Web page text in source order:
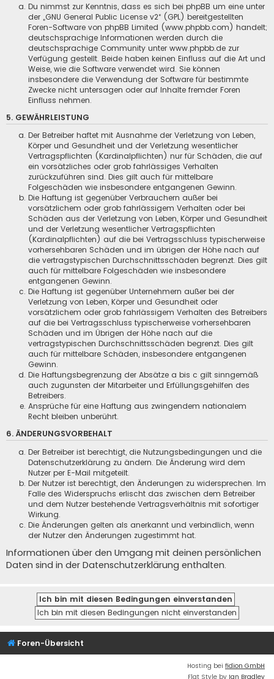
Du nimmst zur Kenntnis, dass es sich bei phpBB um eine unter
der „GNU General Public License v2“ (GPL) bereitgestellten
Foren-Software von phpBB Limited (www.phpbb.com) handelt;
deutschsprachige Informationen werden durch die
deutschsprachige Community unter www.phpbb.de zur
Verfügung gestellt. Beide haben keinen Einfluss auf die Art und
Weise, wie die Software verwendet wird. Sie können
insbesondere die Verwendung der Software für bestimmte
Zwecke nicht untersagen oder auf Inhalte fremder Foren
Einfluss nehmen.
5. GEWÄHRLEISTUNG
Der Betreiber haftet mit Ausnahme der Verletzung von Leben,
Körper und Gesundheit und der Verletzung wesentlicher
Vertragspflichten (Kardinalpflichten) nur für Schäden, die auf
ein vorsätzliches oder grob fahrlässiges Verhalten
zurückzuführen sind. Dies gilt auch für mittelbare
Folgeschäden wie insbesondere entgangenen Gewinn.
Die Haftung ist gegenüber Verbrauchern außer bei
vorsätzlichem oder grob fahrlässigem Verhalten oder bei
Schäden aus der Verletzung von Leben, Körper und Gesundheit
und der Verletzung wesentlicher Vertragspflichten
(Kardinalpflichten) auf die bei Vertragsschluss typischerweise
vorhersehbaren Schäden und im übrigen der Höhe nach auf
die vertragstypischen Durchschnittsschäden begrenzt. Dies gilt
auch für mittelbare Folgeschäden wie insbesondere
entgangenen Gewinn.
Die Haftung ist gegenüber Unternehmern außer bei der
Verletzung von Leben, Körper und Gesundheit oder
vorsätzlichem oder grob fahrlässigem Verhalten des Betreibers
auf die bei Vertragsschluss typischerweise vorhersehbaren
Schäden und im Übrigen der Höhe nach auf die
vertragstypischen Durchschnittsschäden begrenzt. Dies gilt
auch für mittelbare Schäden, insbesondere entgangenen
Gewinn.
Die Haftungsbegrenzung der Absätze a bis c gilt sinngemäß
auch zugunsten der Mitarbeiter und Erfüllungsgehilfen des
Betreibers.
Ansprüche für eine Haftung aus zwingendem nationalem
Recht bleiben unberührt.
6. ÄNDERUNGSVORBEHALT
Der Betreiber ist berechtigt, die Nutzungsbedingungen und die
Datenschutzerklärung zu ändern. Die Änderung wird dem
Nutzer per E-Mail mitgeteilt.
Der Nutzer ist berechtigt, den Änderungen zu widersprechen. Im
Falle des Widerspruchs erlischt das zwischen dem Betreiber
und dem Nutzer bestehende Vertragsverhältnis mit sofortiger
Wirkung.
Die Änderungen gelten als anerkannt und verbindlich, wenn
der Nutzer den Änderungen zugestimmt hat.
Informationen über den Umgang mit deinen persönlichen
Daten sind in der Datenschutzerklärung enthalten.
Foren-Übersicht
Hosting bei fidion GmbH
Flat Style by Ian Bradley